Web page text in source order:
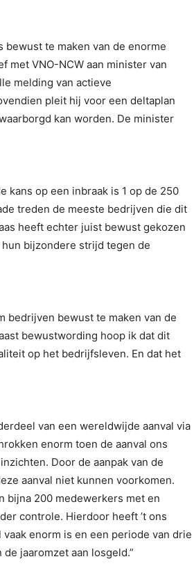
te maken van de enorme
met VNO-NCW aan minister van
melding van actieve
pleit hij voor een deltaplan
kan worden. De minister
kans op een inbraak is 1 op de 250
treden de meeste bedrijven die dit
heeft echter juist bewust gekozen
bijzondere strijd tegen de
bedrijven bewust te maken van de
bewustwording hoop ik dat dit
op het bedrijfsleven. En dat het
van een wereldwijde aanval via
enorm toen de aanval ons
Door de aanpak van de
aanval niet kunnen voorkomen.
bijna 200 medewerkers met en
controle. Hierdoor heeft ’t ons
enorm is en een periode van drie
jaaromzet aan losgeld.”